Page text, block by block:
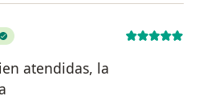
atendidas, la